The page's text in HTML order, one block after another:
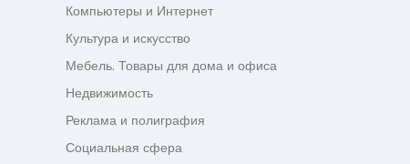
Компьютеры и Интернет
Культура и искусство
Мебель. Товары для дома и офиса
Недвижимость
Реклама и полиграфия
Социальная сфера